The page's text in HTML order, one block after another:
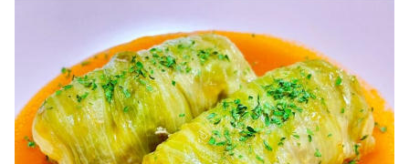
会社案内
多摩青果便り